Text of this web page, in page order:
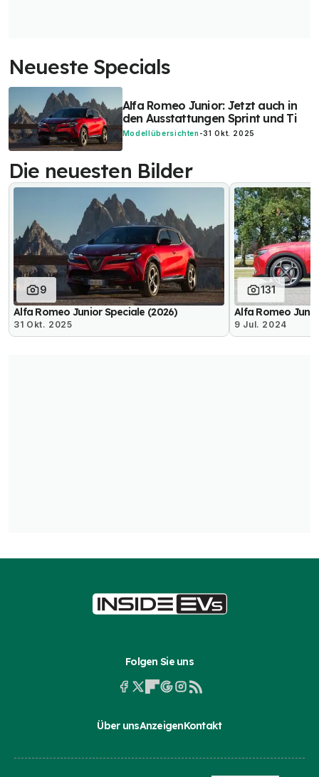
Neueste Specials
Alfa Romeo Junior: Jetzt auch in
den Ausstattungen Sprint und Ti
Modellübersichten -31 Okt. 2025
Die neuesten Bilder
9
Alfa Romeo Junior Speciale (2026)
31 Okt. 2025
131
Alfa Romeo
9 Jul. 2024
Folgen Sie uns
Über unsAnzeigenKontakt